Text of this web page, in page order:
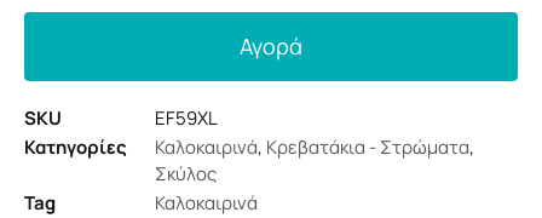
Αγορά
SKU
EF59XL
Κατηγορίες
Καλοκαιρινά, Κρεβατάκια - Στρώματα,
Σκύλος
Tag
Καλοκαιρινά